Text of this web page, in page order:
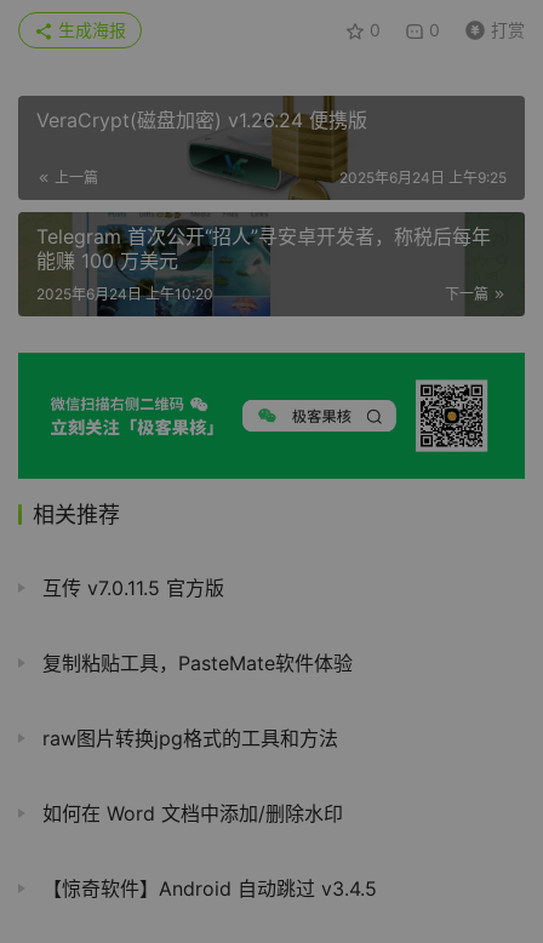
0 0 打赏
生成海报
VeraCrypt(磁盘加密) v1.26.24 便携版
上一篇 2025年6月24日 上午9:25
Telegram 首次公开“招人”寻安卓开发者，称税后每年
能赚 100 万美元
下一篇
2025年6月24日 上午10:20
相关推荐
互传 v7.0.11.5 官方版
复制粘贴工具，PasteMate软件体验
raw图片转换jpg格式的工具和方法
如何在 Word 文档中添加/删除水印
【惊奇软件】Android 自动跳过 v3.4.5